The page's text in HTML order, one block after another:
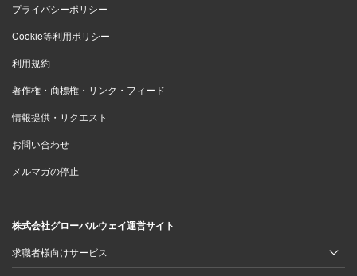
プライバシーポリシー
Cookie等利用ポリシー
利用規約
著作権・商標権・リンク・フィード
情報提供・リクエスト
お問い合わせ
メルマガの停止
株式会社グローバルウェイ運営サイト
求職者様向けサービス